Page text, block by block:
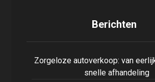
Berichten
Zorgeloze autoverkoop: van
snelle afhandeling